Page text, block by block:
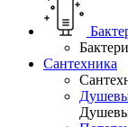
Сантехника